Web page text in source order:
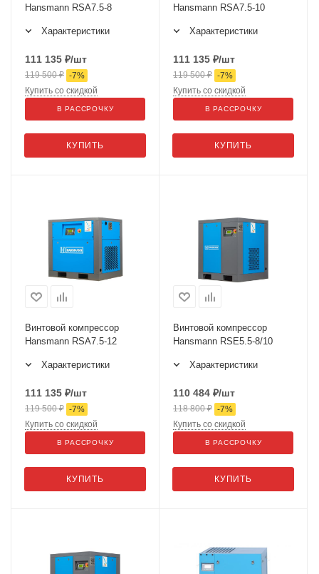
Hansmann RSA7.5-8
Характеристики
111 135 ₽/шт
119 500₽ -7%
КУПИТЬ
Купить со скидкой
В РАССРОЧКУ
Hansmann RSA7.5-10
Характеристики
111 135 ₽/шт
119 500₽ -7%
КУПИТЬ
Купить со скидкой
В РАССРОЧКУ
Винтовой компрессор
Hansmann RSA7.5-12
Характеристики
111 135 ₽/шт
119 500₽ -7%
КУПИТЬ
Купить со скидкой
В РАССРОЧКУ
Винтовой компрессор
Hansmann RSE5.5-8/10
Характеристики
110 484 ₽/шт
118 800₽ -7%
КУПИТЬ
Купить со скидкой
В РАССРОЧКУ